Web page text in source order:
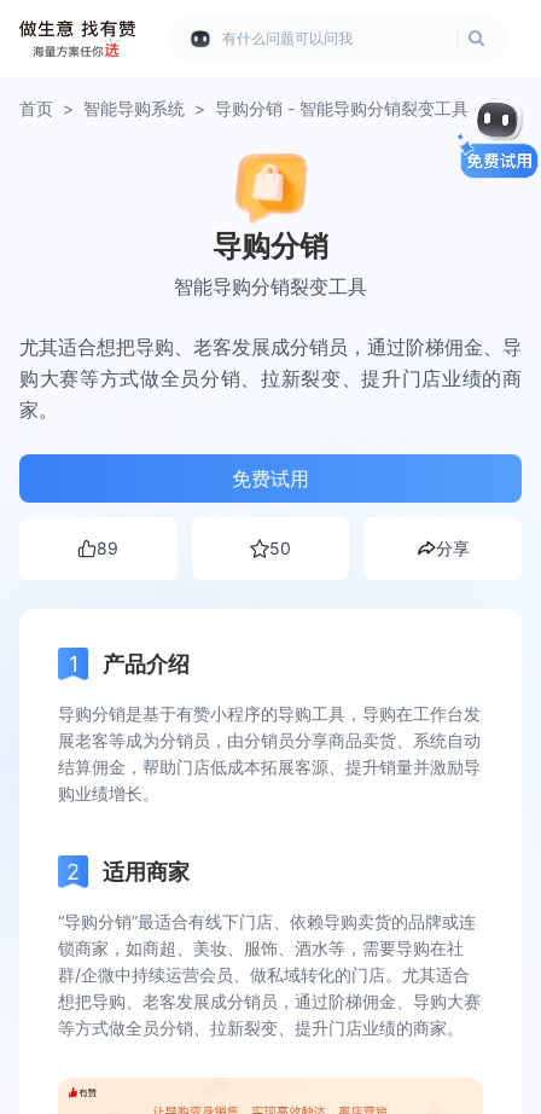
有什么问题可以问我
首页 > 智能导购系统 > 导购分销 - 智能导购分销裂变工具
导购分销
智能导购分销裂变工具
尤其适合想把导购、老客发展成分销员，通过阶梯佣金、导
购大赛等方式做全员分销、拉新裂变、提升门店业绩的商
家。
免费试用
89 50 分享
产品介绍
导购分销是基于有赞小程序的导购工具，导购在工作台发
展老客等成为分销员，由分销员分享商品卖货、系统自动
结算佣金，帮助门店低成本拓展客源、提升销量并激励导
购业绩增长。
适用商家
“导购分销”最适合有线下门店、依赖导购卖货的品牌或连
锁商家，如商超、美妆、服饰、酒水等，需要导购在社
群/企微中持续运营会员、做私域转化的门店。尤其适合
想把导购、老客发展成分销员，通过阶梯佣金、导购大赛
等方式做全员分销、拉新裂变、提升门店业绩的商家。